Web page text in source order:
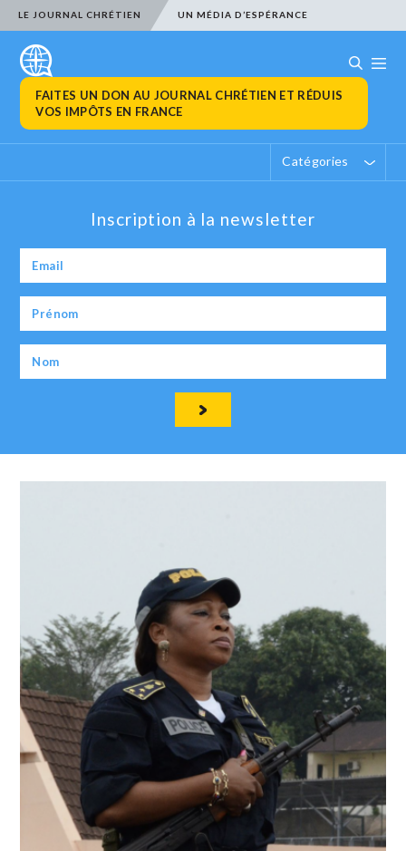
LE JOURNAL CHRÉTIEN UN MÉDIA D’ESPÉRANCE
FAITES UN DON AU JOURNAL CHRÉTIEN ET RÉDUIS
VOS IMPÔTS EN FRANCE
Catégories
Inscription à la newsletter